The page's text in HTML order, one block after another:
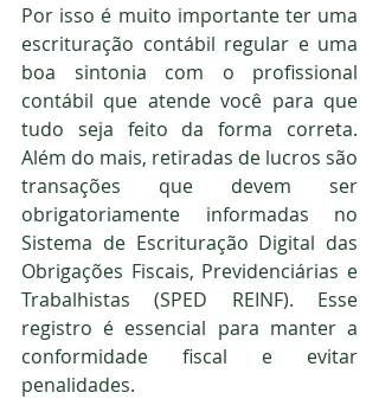
Por isso é muito importante ter uma
escrituração contábil regular e uma
boa sintonia com o profissional
contábil que atende você para que
tudo seja feito da forma correta.
Além do mais, retiradas de lucros são
transações que devem ser
obrigatoriamente informadas no
Sistema de Escrituração Digital das
Obrigações Fiscais, Previdenciárias e
Trabalhistas (SPED REINF). Esse
registro é essencial para manter a
conformidade fiscal e evitar
penalidades.